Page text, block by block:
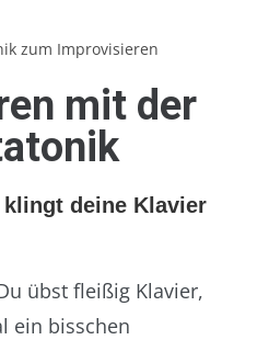
mit der
deine Klavier
übst fleißig Klavier,
ein bisschen